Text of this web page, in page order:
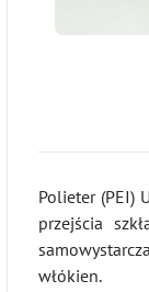
Polieter (PEI)
przejścia
włókien.